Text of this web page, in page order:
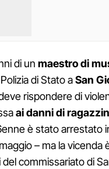
di un maestro di
di Stato aSan
rispondere di
ai danni di
è stato arrestato
– ma la vicenda
commissariato di